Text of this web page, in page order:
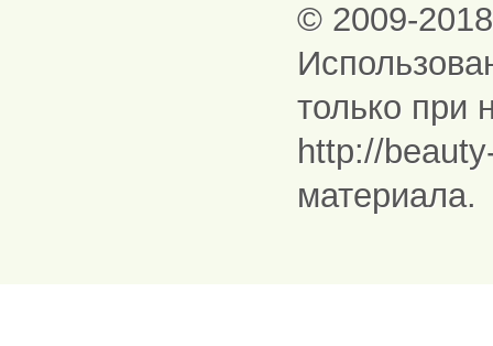
© 2009-
только при
http://
материала.